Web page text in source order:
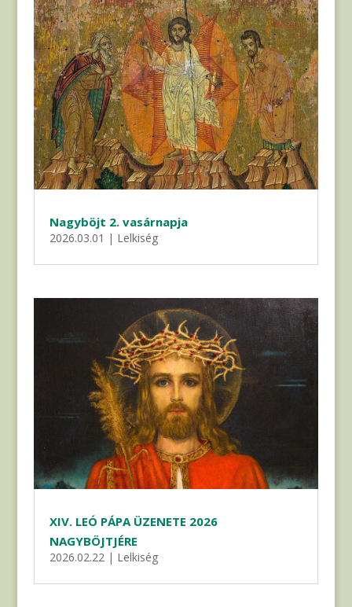
Nagyböjt 2. vasárnapja
2026.03.01 | Lelkiség
XIV. LEÓ PÁPA ÜZENETE 2026
NAGYBÖJTJÉRE
2026.02.22| Lelkiség